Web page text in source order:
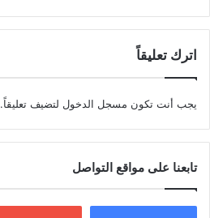
اترك تعليقاً
يجب أنت تكون مسجل الدخول لتضيف تعليقاً.
تابعنا على مواقع التواصل